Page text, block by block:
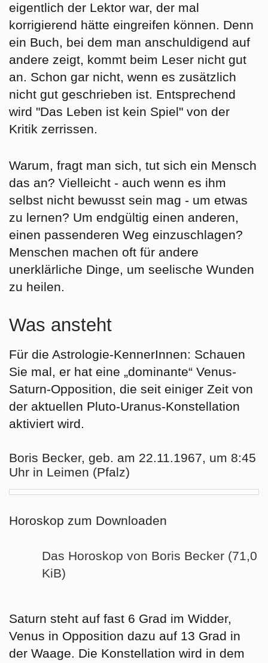
eigentlich der Lektor war, der mal
korrigierend hätte eingreifen können. Denn
ein Buch, bei dem man anschuldigend auf
andere zeigt, kommt beim Leser nicht gut
an. Schon gar nicht, wenn es zusätzlich
nicht gut geschrieben ist. Entsprechend
wird "Das Leben ist kein Spiel" von der
Kritik zerrissen.
Warum, fragt man sich, tut sich ein Mensch
das an? Vielleicht - auch wenn es ihm
selbst nicht bewusst sein mag - um etwas
zu lernen? Um endgültig einen anderen,
einen passenderen Weg einzuschlagen?
Menschen machen oft für andere
unerklärliche Dinge, um seelische Wunden
zu heilen.
Was ansteht
Für die Astrologie-KennerInnen: Schauen
Sie mal, er hat eine „dominante“ Venus-
Saturn-Opposition, die seit einiger Zeit von
der aktuellen Pluto-Uranus-Konstellation
aktiviert wird.
Boris Becker, geb. am 22.11.1967, um 8:45
Uhr in Leimen (Pfalz)
Horoskop zum Downloaden
Das Horoskop von Boris Becker (71,0
KiB)
Saturn steht auf fast 6 Grad im Widder,
Venus in Opposition dazu auf 13 Grad in
der Waage. Die Konstellation wird in dem